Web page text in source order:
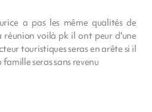
a pas les même qualités de
réunion voilà pk il ont peur d'une
touristiques seras en arête si il
seras sans revenu